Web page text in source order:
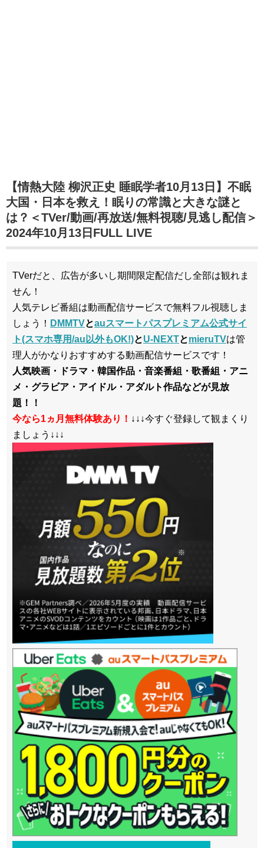
【情熱大陸 柳沢正史 睡眠学者10月13日】不眠
大国・日本を救え！眠りの常識と大きな謎と
は？＜TVer/動画/再放送/無料視聴/見逃し配信＞
2024年10月13日FULL LIVE
TVerだと、広告が多いし期間限定配信だし全部は観れま
せん！
人気テレビ番組は動画配信サービスで無料フル視聴しま
しょう！ DMMTVとauスマートパスプレミアム公式サイ
ト(スマホ専用/au以外もOK!)とU-NEXTとmieruTVは管
理人がかなりおすすめする動画配信サービスです！
人気映画・ドラマ・韓国作品・音楽番組・歌番組・アニ
メ・グラビア・アイドル・アダルト作品などが見放
題！！
今なら1ヵ月無料体験あり！ ↓↓↓今すぐ登録して観まくり
ましょう↓↓↓